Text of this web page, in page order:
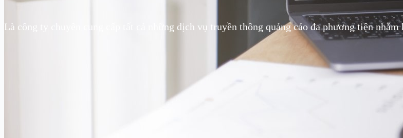
Là công ty chuyên cung cấp tất cả những dịch vụ truyền thông quảng cáo đa phương tiện